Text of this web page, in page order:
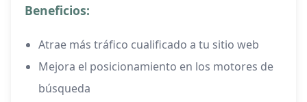
Beneficios:
Atrae más tráfico cualificado a tu sitio web
Mejora el posicionamiento en los motores de
búsqueda